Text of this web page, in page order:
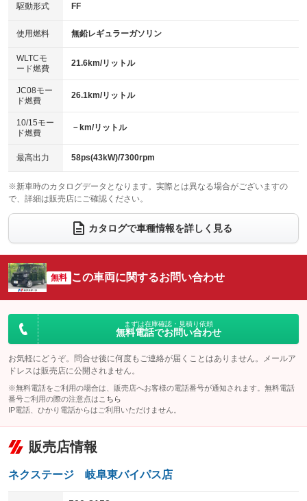
USB入力端子
：装備あり
100V電源
：装備なし
センターデフロック
：装備なし
電動格納ミラー
：装備あり
HID(キセノンライト)
：装備なし
バックカメラ
：装備あり
エアロ
：装備なし
：装備なし
パワーシート
ベンチシート
：装備あり
チップアップシート
：装備なし
：装備なし ：装備あり
ウォークスルー
：装備なし
電動リアゲート フロントカメラ
：装備なし
：装備なし ：装備なし
サイドカメラ
：装備なし ルーフレール
：装備なし
：装備なし
：装備なし
駆動形式 FF
使用燃料 無鉛レギュラーガソリン
WLTCモ
ード燃費
21.6km/リットル
JC08モー
ド燃費
26.1km/リットル
10/15モー
ド燃費
－km/リットル
最高出力 58ps(43kW)/7300rpm
※新車時のカタログデータとなります。実際とは異なる場合がございますの
で、詳細は販売店にご確認ください。
カタログで車種情報を詳しく見る
無料 この車両に関するお問い合わせ
まずは在庫確認・見積り依頼
無料電話でお問い合わせ
お気軽にどうぞ。問合せ後に何度もご連絡が届くことはありません。メールア
ドレスは販売店に公開されません。
※無料電話をご利用の場合は、販売店へお客様の電話番号が通知されます。無料電話
番号ご利用の際の注意点は こちら
IP電話、ひかり電話からはご利用いただけません。
販売店情報
ネクステージ 岐阜東バイパス店